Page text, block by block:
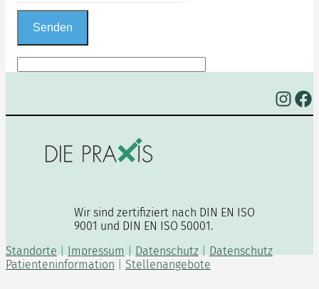
Instagram Facebook
Wir sind zertifiziert nach DIN EN ISO
9001 und DIN EN ISO 50001.
Standorte
Impressum Datenschutz
Datenschutz
Patienteninformation
Stellenangebote